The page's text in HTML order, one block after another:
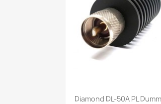
Anteprima
Diamond DL-50A PL